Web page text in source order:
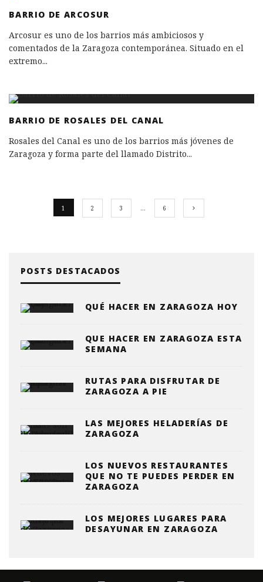
BARRIO DE ARCOSUR
Arcosur es uno de los barrios más ambiciosos y
comentados de la Zaragoza contemporánea. Situado en el
extremo...
BARRIO DE ROSALES DEL CANAL
Rosales del Canal es uno de los barrios más jóvenes de
Zaragoza y forma parte del llamado Distrito...
1 2 3 … 6
POSTS DESTACADOS
QUÉ HACER EN ZARAGOZA HOY
QUE HACER EN ZARAGOZA ESTA
SEMANA
RUTAS PARA DISFRUTAR DE
ZARAGOZA A PIE
LAS MEJORES HELADERÍAS DE
ZARAGOZA
LOS NUEVOS RESTAURANTES
QUE NO TE PUEDES PERDER EN
ZARAGOZA
LOS MEJORES LUGARES PARA
DESAYUNAR EN ZARAGOZA